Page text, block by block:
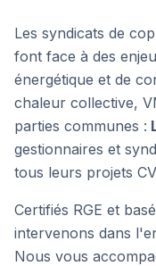
Les syndicats de
font face à des
énergétique et de
chaleur collective,
parties communes :
gestionnaires et
tous leurs projets
Certifiés RGE et
intervenons dans
Nous vous